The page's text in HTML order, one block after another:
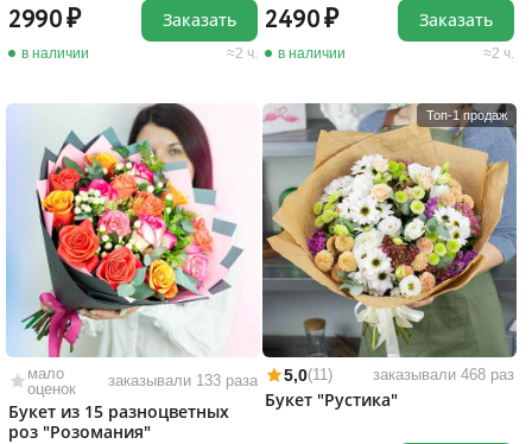
2990
в наличии 2 ч.
Заказать 2490
в наличии 2 ч.
Заказать
мало
оценок
заказывали 133 раза
Букет из 15 разноцветных
роз "Розомания"
Топ-1 продаж
5,0(11) заказывали 468 раз
Букет "Рустика"